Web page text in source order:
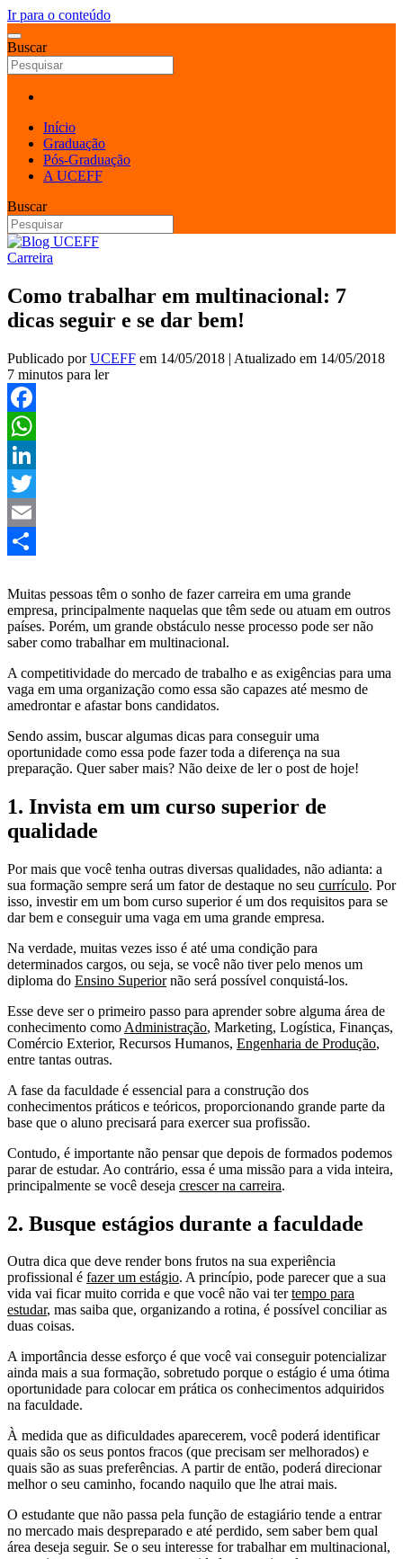
Ir para o conteúdo
Buscar
Início
Graduação
Pós-Graduação
A UCEFF
Buscar
Carreira
Como trabalhar em multinacional: 7
dicas seguir e se dar bem!
Publicado porUCEFF em 14/05/2018 | Atualizado em 14/05/2018
7 minutos para ler
Facebook
WhatsApp
LinkedIn
Twitter
Email
Muitas pessoas têm o sonho de fazer carreira em uma grande
empresa, principalmente naquelas que têm sede ou atuam em outros
países. Porém, um grande obstáculo nesse processo pode ser não
saber como trabalhar em multinacional.
A competitividade do mercado de trabalho e as exigências para uma
vaga em uma organização como essa são capazes até mesmo de
amedrontar e afastar bons candidatos.
Sendo assim, buscar algumas dicas para conseguir uma
oportunidade como essa pode fazer toda a diferença na sua
preparação. Quer saber mais? Não deixe de ler o post de hoje!
1. Invista em um curso superior de
qualidade
Por mais que você tenha outras diversas qualidades, não adianta: a
sua formação sempre será um fator de destaque no seu currículo. Por
isso, investir em um bom curso superior é um dos requisitos para se
dar bem e conseguir uma vaga em uma grande empresa.
Na verdade, muitas vezes isso é até uma condição para
determinados cargos, ou seja, se você não tiver pelo menos um
diploma do Ensino Superiornão será possível conquistá-los.
Esse deve ser o primeiro passo para aprender sobre alguma área de
conhecimento como Administração, Marketing, Logística, Finanças,
Comércio Exterior, Recursos Humanos, Engenharia de Produção,
entre tantas outras.
A fase da faculdade é essencial para a construção dos
conhecimentos práticos e teóricos, proporcionando grande parte da
base que o aluno precisará para exercer sua profissão.
Contudo, é importante não pensar que depois de formados podemos
parar de estudar. Ao contrário, essa é uma missão para a vida inteira,
principalmente se você deseja crescer na carreira.
2. Busque estágios durante a faculdade
Outra dica que deve render bons frutos na sua experiência
profissional é fazer um estágio. A princípio, pode parecer que a sua
vida vai ficar muito corrida e que você não vai tertempo para
estudar, mas saiba que, organizando a rotina, é possível conciliar as
duas coisas.
A importância desse esforço é que você vai conseguir potencializar
ainda mais a sua formação, sobretudo porque o estágio é uma ótima
oportunidade para colocar em prática os conhecimentos adquiridos
na faculdade.
À medida que as dificuldades aparecerem, você poderá identificar
quais são os seus pontos fracos (que precisam ser melhorados) e
quais são as suas preferências. A partir de então, poderá direcionar
melhor o seu caminho, focando naquilo que lhe atrai mais.
O estudante que não passa pela função de estagiário tende a entrar
no mercado mais despreparado e até perdido, sem saber bem qual
área deseja seguir. Se o seu interesse for trabalhar em multinacional,